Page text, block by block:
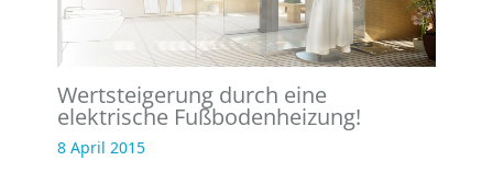
Wertsteigerung durch eine
elektrische Fußbodenheizung!
8 April 2015